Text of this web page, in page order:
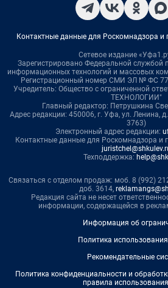
Контактные данные для Роскомнадзора и
Сетевое издание
Зарегистрировано Федеральной службой
информационных технологий и массовых
Регистрационный номер СМИ ЭЛ № ФС
Учредитель: Общество с ограниченной
ТЕХНОЛОГИИ"
Главный редактор: Петрушкина
Адрес редакции: 450006, г. Уфа, ул. Ленина,
3763)
Электронный адрес редакции:
Контактные данные для Роскомнадзора и
Техподдержка:
Связаться с отделом продаж: моб. 8 (992)
доб. 3614,
Редакция сайта не несет
информации, содержащейся в
Информация об
Политика
Рекомендательные
Политика конфиденциальности и
правила